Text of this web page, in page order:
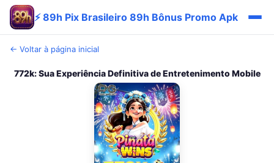
⚡ 89h Pix Brasileiro 89h Bônus Promo Apk
← Voltar à página inicial
772k: Sua Experiência Definitiva de Entretenimento Mobile